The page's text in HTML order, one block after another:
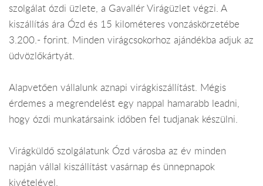
szolgálat ózdi üzlete, a Gavallér Virágüzlet végzi. A
kiszállítás ára Ózd és 15 kilométeres vonzáskörzetébe
3.200.- forint. Minden virágcsokorhoz ajándékba adjuk az
üdvözlőkártyát.
Alapvetően vállalunk aznapi virágkiszállítást. Mégis
érdemes a megrendelést egy nappal hamarabb leadni,
hogy ózdi munkatársaink időben fel tudjanak készülni.
Virágküldő szolgálatunk Ózd városba az év minden
napján vállal kiszállítást vasárnap és ünnepnapok
kivételével.